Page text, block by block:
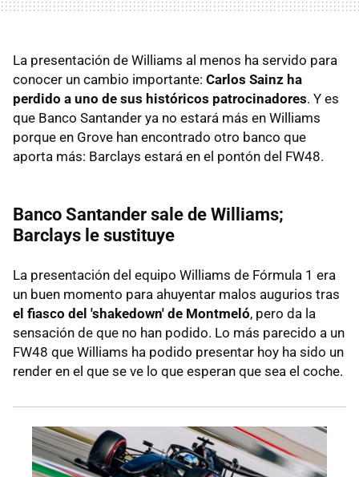
La presentación de Williams al menos ha servido para
conocer un cambio importante: Carlos Sainz ha
perdido a uno de sus históricos patrocinadores. Y es
que Banco Santander ya no estará más en Williams
porque en Grove han encontrado otro banco que
aporta más: Barclays estará en el pontón del FW48.
Banco Santander sale de Williams;
Barclays le sustituye
La presentación del equipo Williams de Fórmula 1 era
un buen momento para ahuyentar malos augurios tras
el fiasco del 'shakedown' de Montmeló, pero da la
sensación de que no han podido. Lo más parecido a un
FW48 que Williams ha podido presentar hoy ha sido un
render en el que se ve lo que esperan que sea el coche.